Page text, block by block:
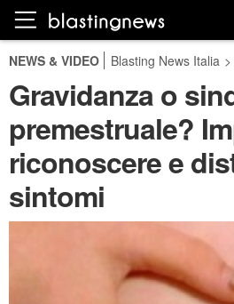
NEWS & VIDEO Blasting News Italia >
Gravidanza o
premestruale?
riconoscere e
sintomi